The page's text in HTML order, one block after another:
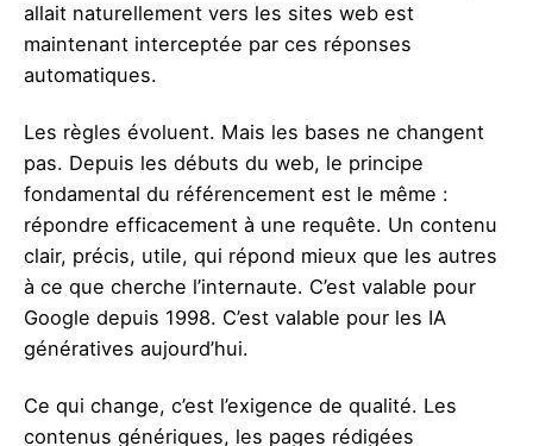
allait naturellement vers les sites web est
maintenant interceptée par ces réponses
automatiques.
Les règles évoluent. Mais les bases ne changent
pas. Depuis les débuts du web, le principe
fondamental du référencement est le même :
répondre efficacement à une requête. Un contenu
clair, précis, utile, qui répond mieux que les autres
à ce que cherche l’internaute. C’est valable pour
Google depuis 1998. C’est valable pour les IA
génératives aujourd’hui.
Ce qui change, c’est l’exigence de qualité. Les
contenus génériques, les pages rédigées